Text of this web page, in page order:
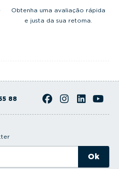
Obtenha uma avaliação rápida
e justa da sua retoma.
88